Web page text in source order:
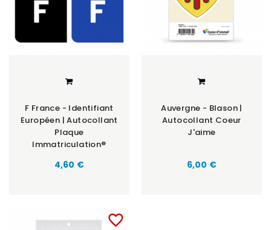
F France - Identifiant
Européen | Autocollant
Plaque
Immatriculation®
Prix
4,60 €
Auvergne - Blason |
Autocollant Coeur
J'aime
Prix
6,00 €
favorite_border